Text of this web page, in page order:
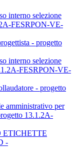
interno selezione
FESRPON-VE-
- progetto
interno selezione
FESRPON-VE-
- progetto
amministrativo per
13.1.2A-
ETICHETTE
-